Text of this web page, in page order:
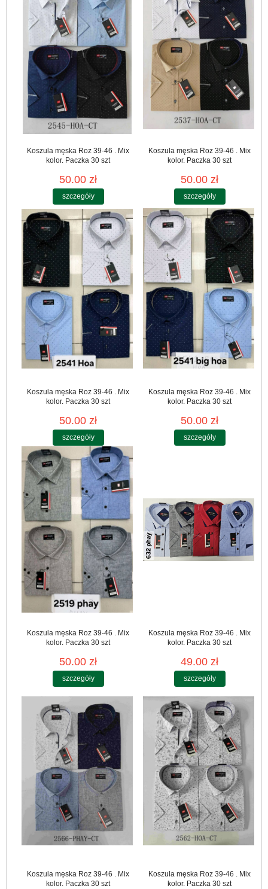
Koszula męska Roz 39-46 . Mix
kolor. Paczka 30 szt
50.00 zł
szczegóły
Koszula męska Roz 39-46 . Mix
kolor. Paczka 30 szt
50.00 zł
szczegóły
Koszula męska Roz 39-46 . Mix
kolor. Paczka 30 szt
50.00 zł
szczegóły
Koszula męska Roz 39-46 . Mix
kolor. Paczka 30 szt
50.00 zł
szczegóły
Koszula męska Roz 39-46 . Mix
kolor. Paczka 30 szt
50.00 zł
szczegóły
Koszula męska Roz 39-46 . Mix
kolor. Paczka 30 szt
49.00 zł
szczegóły
Koszula męska Roz 39-46 . Mix
kolor. Paczka 30 szt
Koszula męska Roz 39-46 . Mix
kolor. Paczka 30 szt